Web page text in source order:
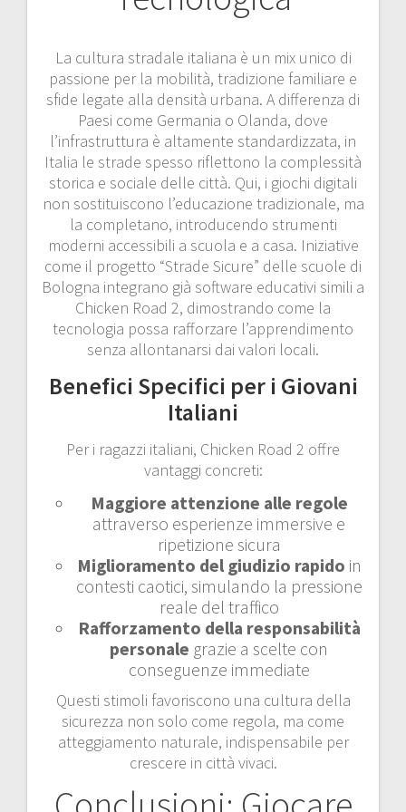
La cultura stradale italiana è un mix unico di
passione per la mobilità, tradizione familiare e
sfide legate alla densità urbana. A differenza di
Paesi come Germania o Olanda, dove
l’infrastruttura è altamente standardizzata, in
Italia le strade spesso riflettono la complessità
storica e sociale delle città. Qui, i giochi digitali
non sostituiscono l’educazione tradizionale, ma
la completano, introducendo strumenti
moderni accessibili a scuola e a casa. Iniziative
come il progetto “Strade Sicure” delle scuole di
Bologna integrano già software educativi simili a
Chicken Road 2, dimostrando come la
tecnologia possa rafforzare l’apprendimento
senza allontanarsi dai valori locali.
Benefici Specifici per i Giovani
Italiani
Per i ragazzi italiani, Chicken Road 2 offre
vantaggi concreti:
Maggiore attenzione alle regole
attraverso esperienze immersive e
ripetizione sicura
Miglioramento del giudizio rapido in
contesti caotici, simulando la pressione
reale del traffico
Rafforzamento della responsabilità
personale grazie a scelte con
conseguenze immediate
Questi stimoli favoriscono una cultura della
sicurezza non solo come regola, ma come
atteggiamento naturale, indispensabile per
crescere in città vivaci.